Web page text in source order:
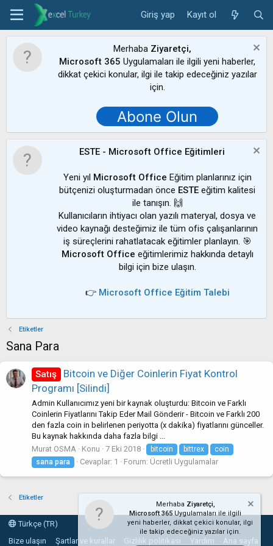
Giriş yap Kayıt ol
Merhaba Ziyaretçi,
Microsoft 365 Uygulamaları ile ilgili yeni haberler,
dikkat çekici konular, ilgi ile takip edeceğiniz yazılar
için.
Abone Olun
ESTE - Microsoft Office Eğitimleri
Yeni yıl Microsoft Office Eğitim planlarınız için
bütçenizi oluşturmadan önce ESTE eğitim kalitesi
ile tanışın. 🙌
Kullanıcıların ihtiyacı olan yazılı materyal, dosya ve
video kaynağı desteğimiz ile tüm ofis çalışanlarının
iş süreçlerini rahatlatacak eğitimler planlayın. 🎯
Microsoft Office eğitimlerimiz hakkında detaylı
bilgi için bize ulaşın.
👉 Microsoft Office Eğitim Talebi
Etiketler
Sana Para
Satış
Bitcoin ve Diğer Coinlerin Fiyat Kontrol
Programı [Silindi]
Admin Kullanıcımız yeni bir kaynak oluşturdu: Bitcoin ve Farklı
Coinlerin Fiyatlarını Takip Eder Mail Gönderir - Bitcoin ve Farklı 200
den fazla coin in belirlenen periyotta (x dakika) fiyatlarını günceller.
Bu kaynak hakkında daha fazla bilgi ...
Murat OSMA
Konu 7 Eki 2018 bitcoin bittrex
coin
sana para Cevaplar: 1 Forum: Ücretli Uygulamalar
Etiketler
Türkçe (TR)
Bize ulaşın
Şartlar ve kurallar Gizlilik politikası Yardım Ana sayfa
Merhaba Ziyaretçi,
Microsoft 365Uygulamaları ile ilgili
yeni haberler, dikkat çekici konular, ilgi
ile takip edeceğiniz yazılar için.